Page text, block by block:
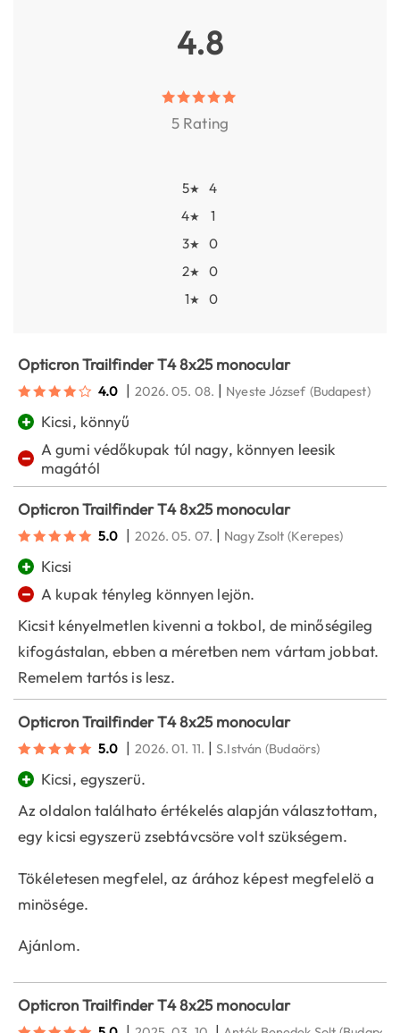
4.8
5 Rating
5★
4
4★
1
3★
0
2★
0
1★ 0
Opticron Trailfinder T4 8x25 monocular
4.0 | 2026. 05. 08. | Nyeste József (Budapest)
+ Kicsi, könnyű
− A gumi védőkupak túl nagy, könnyen leesik
magától
Opticron Trailfinder T4 8x25 monocular
5.0 | 2026. 05. 07. | Nagy Zsolt (Kerepes)
+ Kicsi
− A kupak tényleg könnyen lejön.
Kicsit kényelmetlen kivenni a tokbol, de minőségileg
kifogástalan, ebben a méretben nem vártam jobbat.
Remelem tartós is lesz.
Opticron Trailfinder T4 8x25 monocular
5.0 | 2026. 01. 11. |S.István (Budaörs)
+
Kicsi, egyszerü.
Az oldalon találhato értékelés alapján választottam,
egy kicsi egyszerü zsebtávcsöre volt szükségem.
Tökéletesen megfelel, az árához képest megfelelö a
minösége.
Ajánlom.
Opticron Trailfinder T4 8x25 monocular